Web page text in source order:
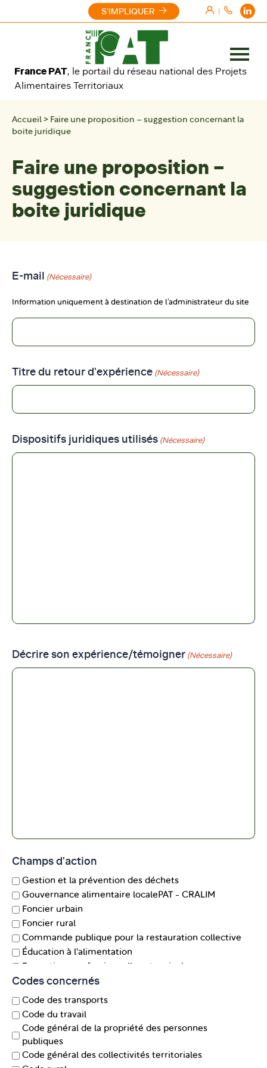
|
France PAT, le portail du réseau national des Projets
Alimentaires Territoriaux
S'IMPLIQUER
Ouvrir
le
Accueil > Faire une proposition – suggestion concernant la
boite juridique
Faire une proposition –
suggestion concernant la
boite juridique
E-mail (Nécessaire)
Information uniquement à destination de l’administrateur du site
Titre du retour d'expérience (Nécessaire)
Dispositifs juridiques utilisés (Nécessaire)
Décrire son expérience/témoigner (Nécessaire)
Champs d'action
Gestion et la prévention des déchets
Gouvernance alimentaire localePAT - CRALIM
Foncier urbain
Foncier rural
Commande publique pour la restauration collective
Éducation à l'alimentation
Accès à l'alimentationSanté - justice - qualité
Financement des structures et des projets
Impact environnemental de la production agricole
Pratiques touristiques
Déplacements
Codes concernés
Code des transports
Code du travail
Code général de la propriété des personnes
publiques
Code général des collectivités territoriales